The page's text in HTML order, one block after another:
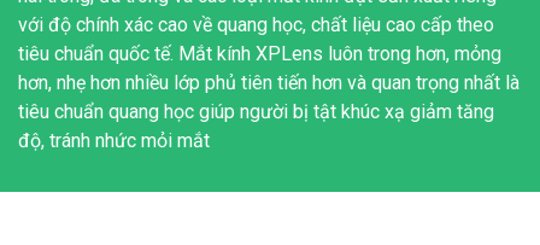
với độ chính xác cao về quang học, chất liệu cao cấp theo
tiêu chuẩn quốc tế. Mắt kính XPLens luôn trong hơn, mỏng
hơn, nhẹ hơn nhiều lớp phủ tiên tiến hơn và quan trọng nhất là
tiêu chuẩn quang học giúp người bị tật khúc xạ giảm tăng
độ, tránh nhức mỏi mắt